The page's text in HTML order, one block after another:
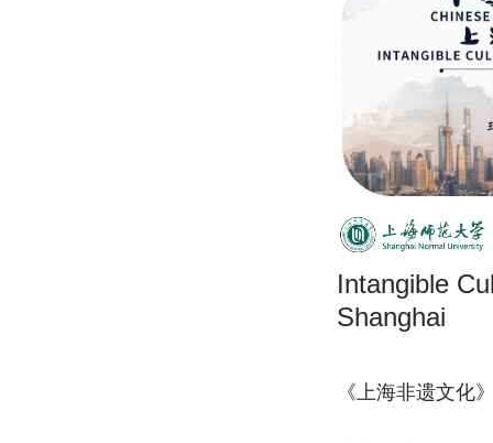
Intangible
Shanghai
《上海非遗文化